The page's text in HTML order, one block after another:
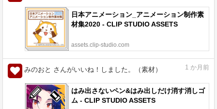
日本アニメーション_アニメーション制作素
材集2020 - CLIP STUDIO ASSETS
assets.clip-studio.com
みのおと さんがいいね！しました。（素材） 1 か月前
はみ出さないペン&はみ出しだけ消す消しゴ
ム - CLIP STUDIO ASSETS